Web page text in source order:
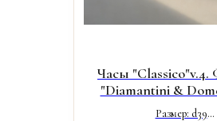
Часы "Classico"v.4.
"Diamantini &
Размер: d39